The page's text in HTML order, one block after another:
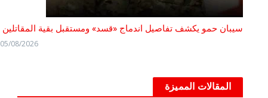
سيبان حمو يكشف تفاصيل اندماج «قسد» ومستقبل بقية المقاتلين
05/08/2026
المقالات المميزة